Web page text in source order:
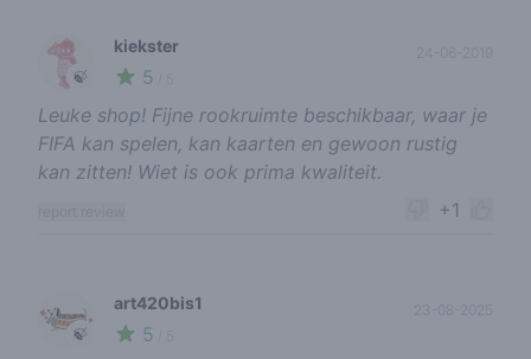
🍃
kiekster
5
Leuke shop! Fijne rookruimte beschikbaar, waar je
FIFA kan spelen, kan kaarten en gewoon rustig
kan zitten! Wiet is ook prima kwaliteit.
+1
🍃
art420bis1
5
23-08-2025